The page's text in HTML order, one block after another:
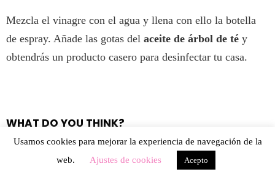
Mezcla el vinagre con el agua y llena con ello la botella
de espray. Añade las gotas del aceite de árbol de té y
obtendrás un producto casero para desinfectar tu casa.
WHAT DO YOU THINK?
Puntos
Usamos cookies para mejorar la experiencia de navegación de la
web.
Ajustes de cookies Acepto